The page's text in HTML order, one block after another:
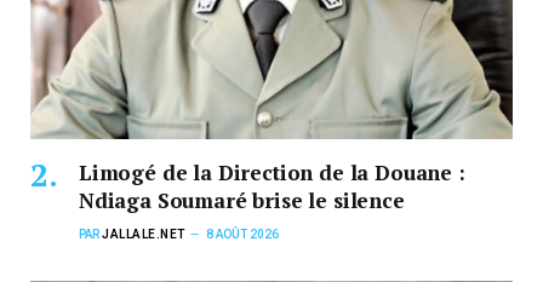
Limogé de la Direction de la Douane :
Ndiaga Soumaré brise le silence
PARJALLALE.NET 8 AOÛT 2026